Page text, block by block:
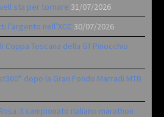
sta per tornare 31/07/2026
l’argento nell’XCC 30/07/2026
Coppa Toscana della Gf Pinocchio
dopo la Gran Fondo Marradi MTB
Il campionato italiano marathon